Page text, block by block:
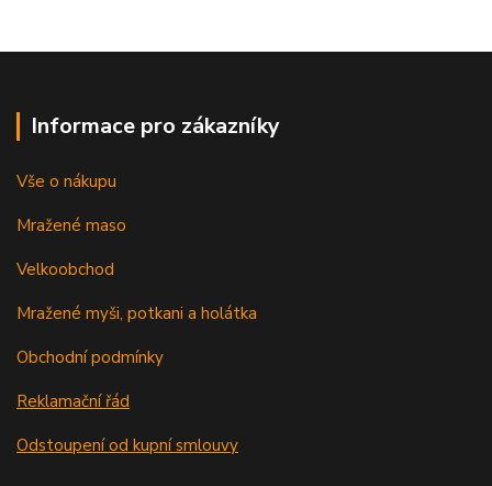
Informace pro zákazníky
Vše o nákupu
Mražené maso
Velkoobchod
Mražené myši, potkani a holátka
Obchodní podmínky
Reklamační řád
Odstoupení od kupní smlouvy